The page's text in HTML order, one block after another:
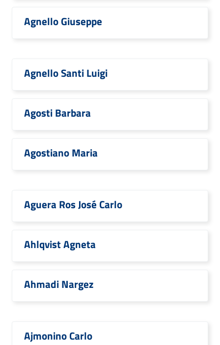
Agnello Giuseppe
Agnello Santi Luigi
Agosti Barbara
Agostiano Maria
Aguera Ros José Carlo
Ahlqvist Agneta
Ahmadi Nargez
Ajmonino Carlo